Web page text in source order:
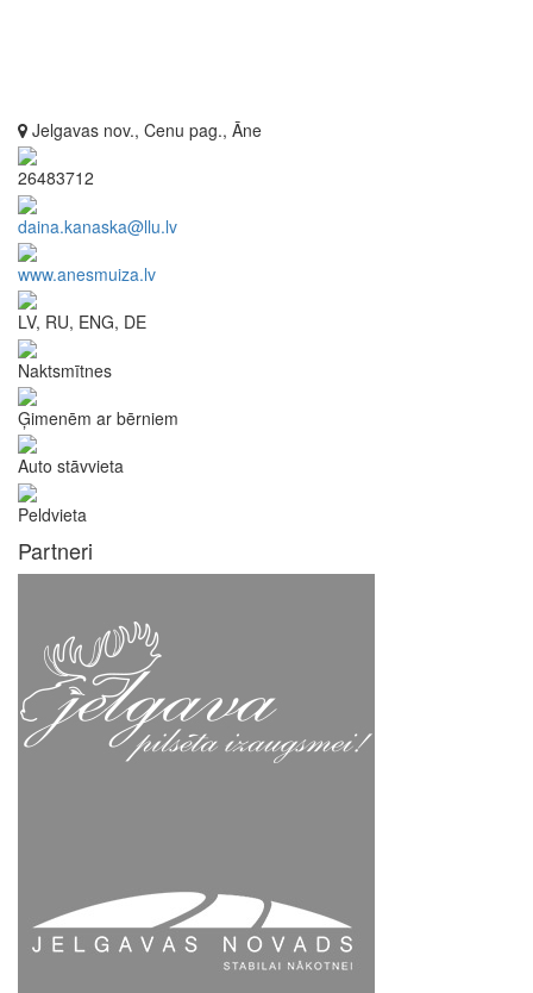
Jelgavas nov., Cenu pag., Āne
26483712
daina.kanaska@llu.lv
www.anesmuiza.lv
LV, RU, ENG, DE
Naktsmītnes
Ģimenēm ar bērniem
Auto stāvvieta
Peldvieta
Partneri